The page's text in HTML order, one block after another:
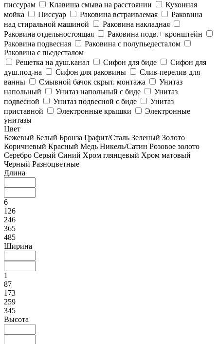
писсурам
Клавиша смыва на расстоянии
Кухонная
мойка
Писсуар Раковина встраиваемая
Раковина
над стиральной машиной
Раковина накладная
Раковина отдельностоящая
Раковина подв.+ кронштейн
Раковина подвесная
Раковина с полупьедесталом
Раковина с пьедесталом
Решетка на душ.канал
Сифон для биде
Сифон для
душ.под-на
Сифон для раковины
Слив-перелив для
ванны
Смывной бачок скрыт. монтажа
Унитаз
напольный
Унитаз напольный с биде
Унитаз
подвесной
Унитаз подвесной с биде
Унитаз
приставной
Электронные крышки
Электронные
унитазы
Цвет
Бежевый Белый Бронза Графит/Сталь Зеленый Золото
Коричневый Красный Медь Никель/Сатин Розовое золото
Серебро Серый Синий Хром глянцевый Хром матовый
Черный Разноцветные
Длина
6
126
246
365
485
Ширина
1
87
173
259
345
Высота